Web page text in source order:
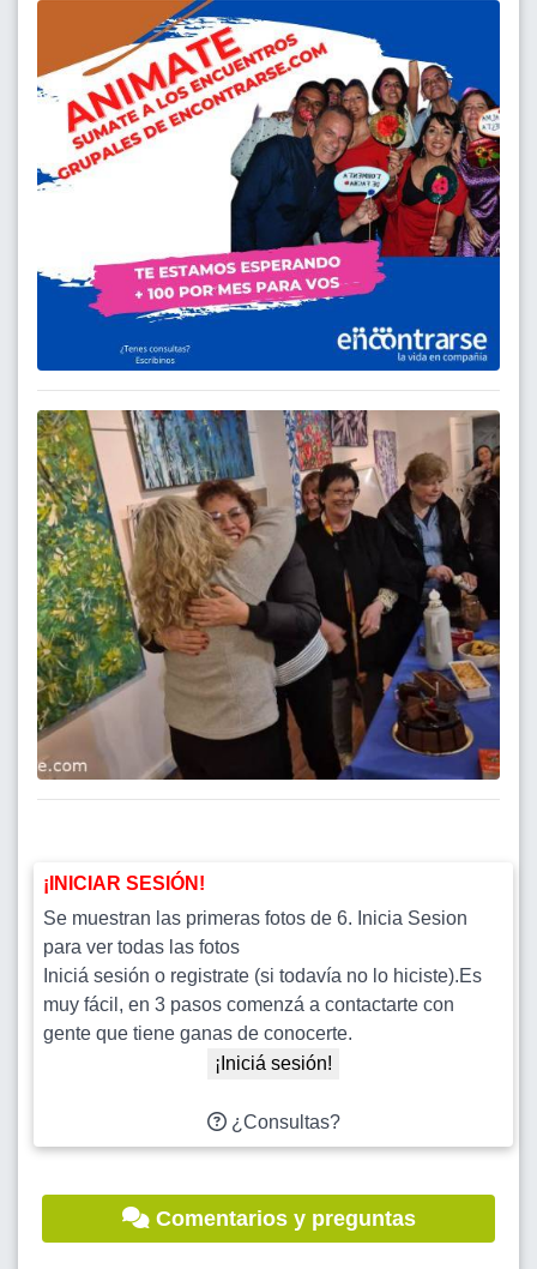
¡INICIAR SESIÓN!
Se muestran las primeras fotos de 6. Inicia Sesion
para ver todas las fotos
Iniciá sesión o registrate (si todavía no lo hiciste).Es
muy fácil, en 3 pasos comenzá a contactarte con
gente que tiene ganas de conocerte.
¡Iniciá sesión!
¿Consultas?
Comentarios y preguntas